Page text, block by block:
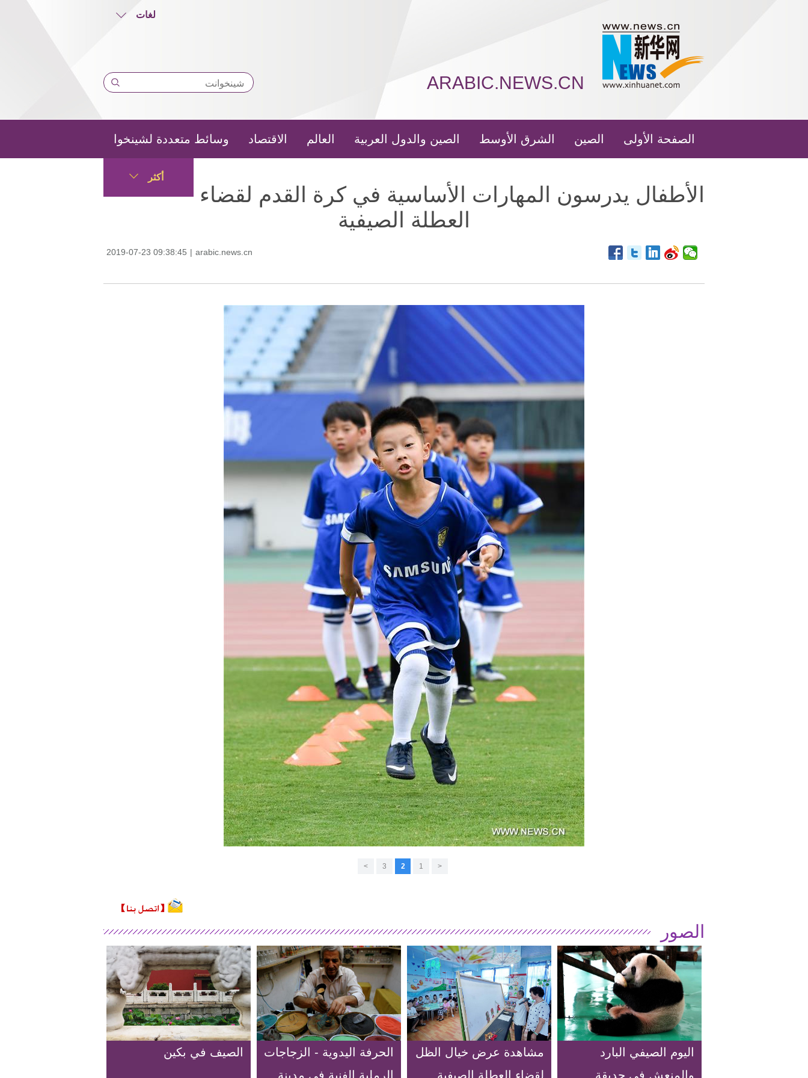
لغات
ARABIC.NEWS.CN
الصفحة الأولى الصين الشرق الأوسط الصين والدول العربية العالم الاقتصاد وسائط متعددة لشينخوا
أكثر
الأطفال يدرسون المهارات الأساسية في كرة القدم لقضاء
العطلة الصيفية
2019-07-23 09:38:45 | arabic.news.cn
<
1
2
3
>
الصور
اليوم الصيفي البارد
والمنعش في حديقة
مشاهدة عرض خيال الظل
لقضاء العطلة الصيفية
الحرفة اليدوية - الزجاجات
الرملية الفنية في مدينة
الصيف في بكين